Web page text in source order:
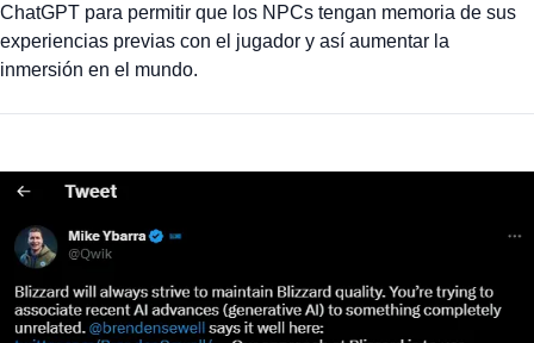
ChatGPT para permitir que los NPCs tengan memoria de sus
experiencias previas con el jugador y así aumentar la
inmersión en el mundo.